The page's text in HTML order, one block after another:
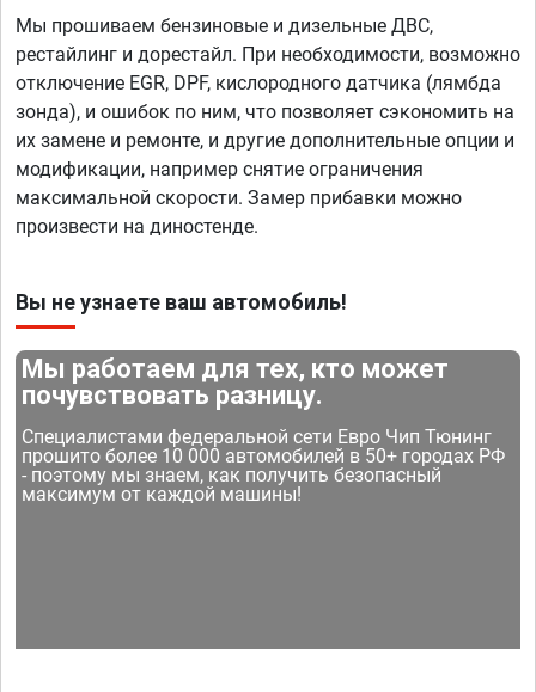
Мы прошиваем бензиновые и дизельные ДВС,
рестайлинг и дорестайл. При необходимости, возможно
отключение EGR, DPF, кислородного датчика (лямбда
зонда), и ошибок по ним, что позволяет сэкономить на
их замене и ремонте, и другие дополнительные опции и
модификации, например снятие ограничения
максимальной скорости. Замер прибавки можно
произвести на диностенде.
Вы не узнаете ваш автомобиль!
Мы работаем для тех, кто может
почувствовать разницу.
Специалистами федеральной сети Евро Чип Тюнинг
прошито более 10 000 автомобилей в 50+ городах РФ
- поэтому мы знаем, как получить безопасный
максимум от каждой машины!